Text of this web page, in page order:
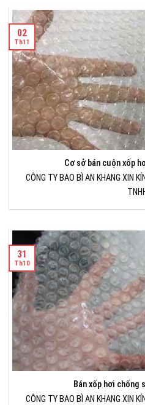
Cơ sở bán cuộn xốp
CÔNG TY BAO BÌ AN KHANG XIN
02
Th11
Bán xốp hơi chống
CÔNG TY BAO BÌ AN KHANG XIN
31
Th10